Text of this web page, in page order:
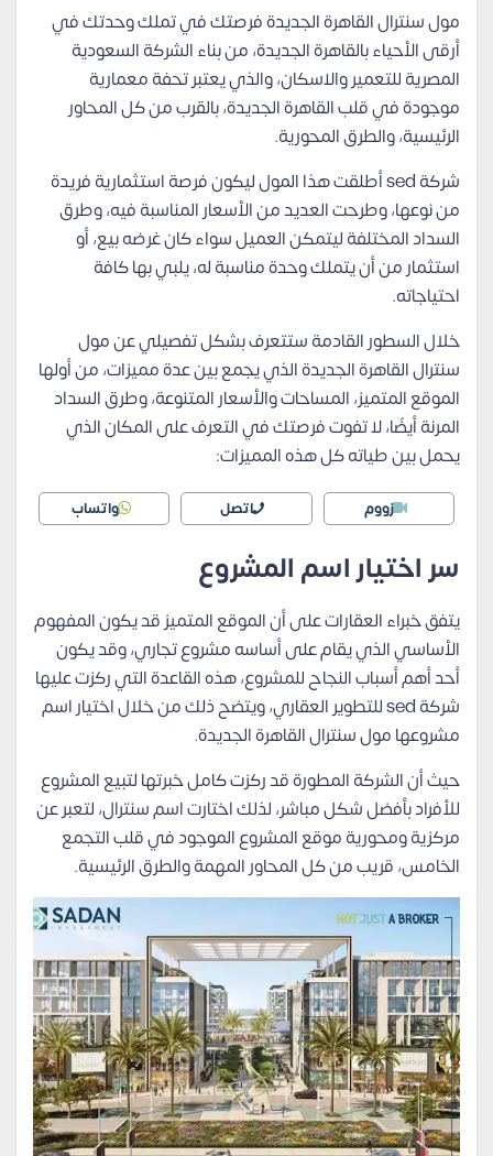
مول سنترال القاهرة الجديدة فرصتك في تملك وحدتك في
أرقى الأحياء بالقاهرة الجديدة، من بناء الشركة السعودية
المصرية للتعمير والاسكان، والذي يعتبر تحفة معمارية
موجودة في قلب القاهرة الجديدة، بالقرب من كل المحاور
الرئيسية، والطرق المحورية.
شركة sed أطلقت هذا المول ليكون فرصة استثمارية فريدة
من نوعها، وطرحت العديد من الأسعار المناسبة فيه، وطرق
السداد المختلفة ليتمكن العميل سواء كان غرضه بيع، أو
استثمار من أن يتملك وحدة مناسبة له، يلبي بها كافة
احتياجاته.
خلال السطور القادمة ستتعرف بشكل تفصيلي عن مول
سنترال القاهرة الجديدة الذي يجمع بين عدة مميزات، من أولها
الموقع المتميز، المساحات والأسعار المتنوعة، وطرق السداد
المرنة أيضًا، لا تفوت فرصتك في التعرف على المكان الذي
يحمل بين طياته كل هذه المميزات:
زووم اتصل واتساب
سر اختيار اسم المشروع
يتفق خبراء العقارات على أن الموقع المتميز قد يكون المفهوم
الأساسي الذي يقام على أساسه مشروع تجاري، وقد يكون
أحد أهم أسباب النجاح للمشروع، هذه القاعدة التي ركزت عليها
شركة sed للتطوير العقاري، ويتضح ذلك من خلال اختيار اسم
مشروعها مول سنترال القاهرة الجديدة.
حيث أن الشركة المطورة قد ركزت كامل خبرتها لتبيع المشروع
للأفراد بأفضل شكل مباشر، لذلك اختارت اسم سنترال، لتعبر عن
مركزية ومحورية موقع المشروع الموجود في قلب التجمع
الخامس، قريب من كل المحاور المهمة والطرق الرئيسية.